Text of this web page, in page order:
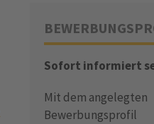
Sofort informiert
Mit dem angelegten
Bewerbungsprofil